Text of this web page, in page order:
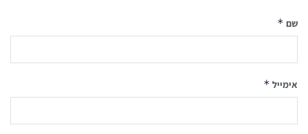
שם *
אימייל *